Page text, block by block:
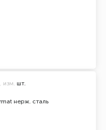
нерж. сталь
изм. шт.